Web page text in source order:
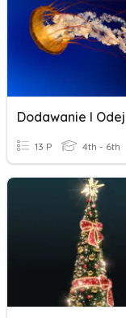
13 P 4th - 6th